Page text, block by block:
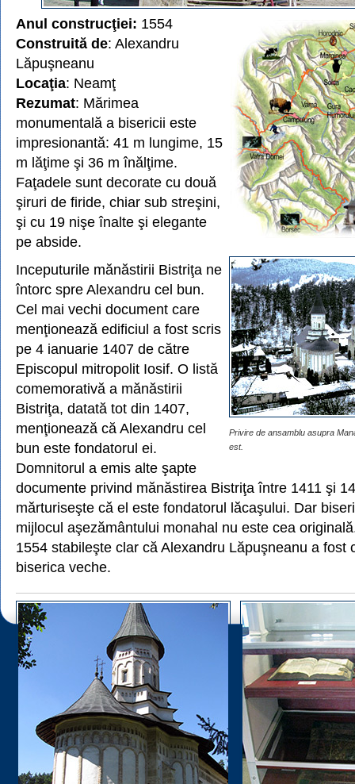
Anul construcţiei: 1554
Construită de: Alexandru
Lăpuşneanu
Locaţia: Neamţ
Rezumat: Mărimea
monumentală a bisericii este
impresionantă: 41 m lungime, 15
m lăţime şi 36 m înălţime.
Faţadele sunt decorate cu două
şiruri de firide, chiar sub streşini,
şi cu 19 nişe înalte şi elegante
pe abside.
Privire de ansamblu asupra
est.
Inceputurile mănăstirii Bistriţa ne
întorc spre Alexandru cel bun.
Cel mai vechi document care
menţionează edificiul a fost scris
pe 4 ianuarie 1407 de către
Episcopul mitropolit Iosif. O listă
comemorativă a mănăstirii
Bistriţa, datată tot din 1407,
menţionează că Alexandru cel
bun este fondatorul ei.
Domnitorul a emis alte şapte
documente privind mănăstirea Bistriţa între 1411 şi
mărturiseşte că el este fondatorul lăcaşului. Dar
mijlocul aşezământului monahal nu este cea
1554 stabileşte clar că Alexandru Lăpuşneanu a fost
biserica veche.